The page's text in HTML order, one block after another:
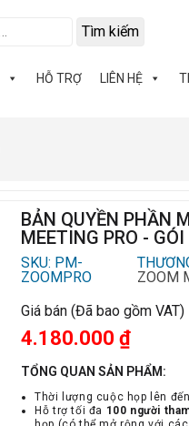
Tìm kiếm
HỖ TRỢ LIÊN HỆ
BẢN QUYỀN PHẦN
MEETING PRO -
SKU: PM-
ZOOMPRO
ZOOM
Giá bán (Đã bao gồm VAT)
4.180.000₫
TỔNG QUAN SẢN PHẨM:
Thời lượng cuộc họp lên đến
Hỗ trợ tối đa 100 người